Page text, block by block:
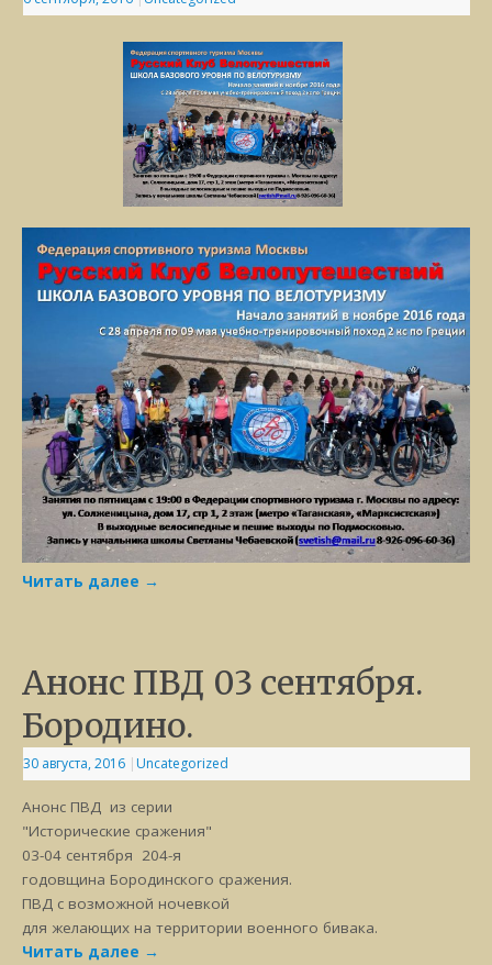
Читать далее →
Анонс ПВД 03 сентября.
Бородино.
30 августа, 2016 | Uncategorized
Анонс ПВД из серии
"Исторические сражения"
03-04 сентября 204-я
годовщина Бородинского сражения.
ПВД с возможной ночевкой
для желающих на территории военного бивака.
Читать далее →